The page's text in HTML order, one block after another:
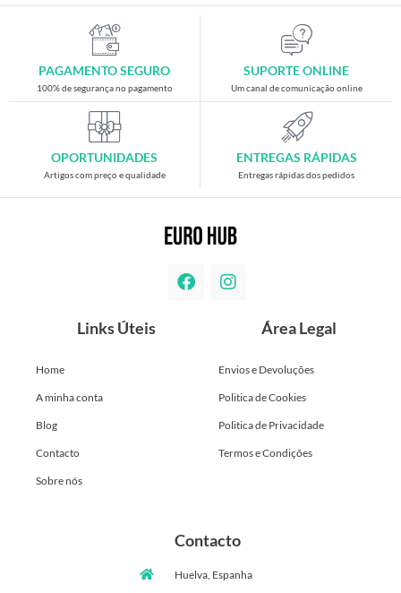
PAGAMENTO SEGURO
100% de segurança no pagamento
SUPORTE ONLINE
Um canal de comunicação online
OPORTUNIDADES
Artigos com preço e qualidade
ENTREGAS RÁPIDAS
Entregas rápidas dos pedidos
Links Úteis
Home
A minha conta
Blog
Contacto
Sobre nós
Área Legal
Envios e Devoluções
Politica de Cookies
Politica de Privacidade
Termos e Condições
Contacto
Huelva, Espanha